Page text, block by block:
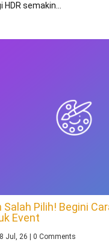
HDR semakin…
Salah Pilih! Begini
Event
Jul, 26 0 Comments